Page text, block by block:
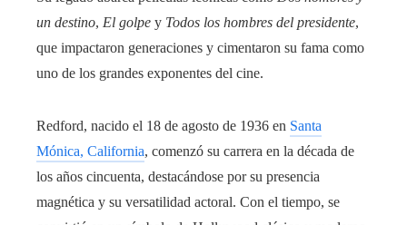
un destino, El golpe y Todos los hombres del presidente,
que impactaron generaciones y cimentaron su fama como
uno de los grandes exponentes del cine.
Redford, nacido el 18 de agosto de 1936 en Santa
Mónica, California, comenzó su carrera en la década de
los años cincuenta, destacándose por su presencia
magnética y su versatilidad actoral. Con el tiempo, se